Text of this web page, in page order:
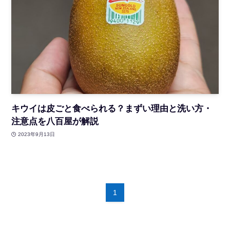
キウイは皮ごと食べられる？まずい理由と洗い方・
注意点を八百屋が解説
2023年9月13日
1